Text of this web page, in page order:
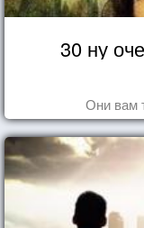
30 ну
Они вам